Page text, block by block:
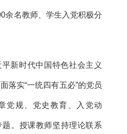
余名教师、学生入党积极分
新时代中国特色社会主义
落实“一统四有五必”的党员
党规、党史教育、入党动
。授课教师坚持理论联系